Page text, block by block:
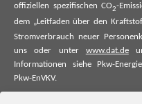
offiziellen spezifischen CO2-
dem „Leitfaden über den
Stromverbrauch neuer
uns oder unter www.dat.de
Informationen siehe Pkw-
Pkw-EnVKV.